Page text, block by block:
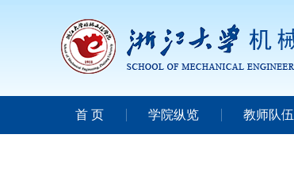
首 页 学院纵览 教师队伍